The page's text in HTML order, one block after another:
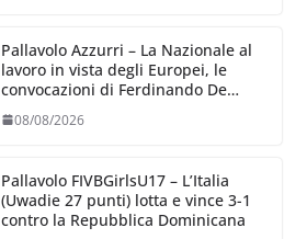
Pallavolo Azzurri – La Nazionale al
lavoro in vista degli Europei, le
convocazioni di Ferdinando De
08/08/2026
Pallavolo FIVBGirlsU17 – L’Italia
(Uwadie 27 punti) lotta e vince 3-1
contro la Repubblica Dominicana